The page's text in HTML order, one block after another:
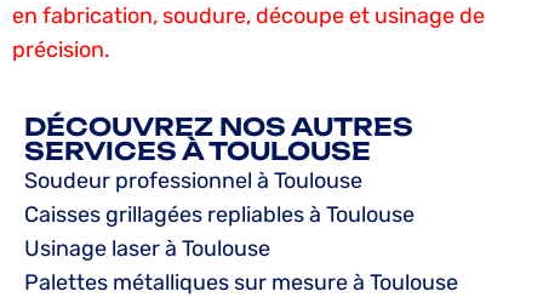
en fabrication, soudure, découpe et usinage de
précision.
DÉCOUVREZ NOS AUTRES
SERVICES À TOULOUSE
Soudeur professionnel à Toulouse
Caisses grillagées repliables à Toulouse
Usinage laser à Toulouse
Palettes métalliques sur mesure à Toulouse